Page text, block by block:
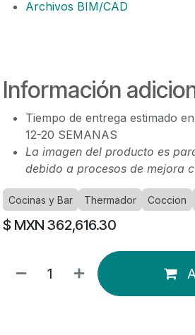
Archivos BIM/CAD
Información
Tiempo de entrega estimado
12-20 SEMANAS
La imagen del producto es
debido a procesos de mejora
Cocinas y Bar Thermador Coccion
$ MXN 362,616.30